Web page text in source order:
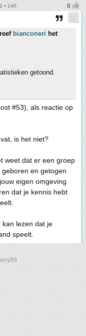
• 140
bianconeri het
getoond.
#53), als reactie op
is het niet?
weet dat er een groep
en getogen
eigen omgeving
dat je kennis hebt
kan lezen dat je
speelt.